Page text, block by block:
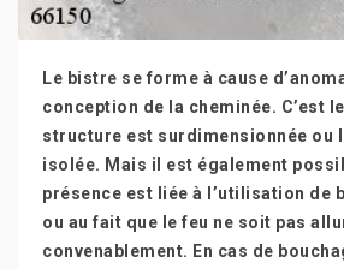
Le bistre se forme à cause
conception de la cheminée. C’est
structure est surdimensionnée ou
isolée. Mais il est également
présence est liée à l’utilisation de
ou au fait que le feu ne soit pas
convenablement. En cas de